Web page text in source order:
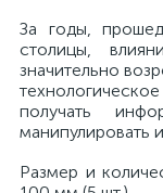
За годы,
столицы,
значительно
получать
манипулировать
Размер и